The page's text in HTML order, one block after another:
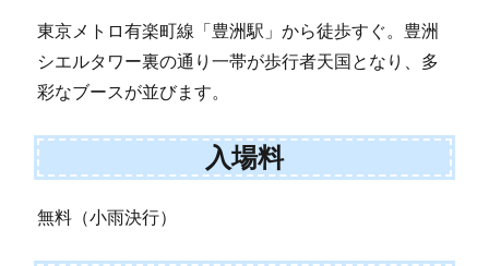
東京メトロ有楽町線「豊洲駅」から徒歩すぐ。豊洲
シエルタワー裏の通り一帯が歩行者天国となり、多
彩なブースが並びます。
入場料
無料（小雨決行）